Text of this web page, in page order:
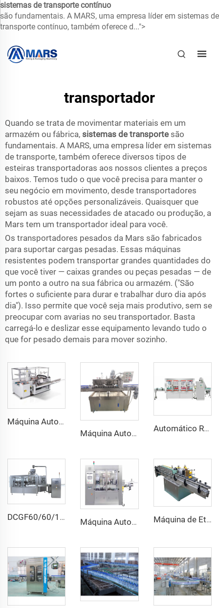
sistemas de transporte contínuo
são fundamentais. A MARS, uma empresa líder em sistemas de
transporte contínuo, também oferece d...">
transportador
Quando se trata de movimentar materiais em um
armazém ou fábrica, sistemas de transporte são
fundamentais. A MARS, uma empresa líder em sistemas
de transporte, também oferece diversos tipos de
esteiras transportadoras aos nossos clientes a preços
baixos. Temos tudo o que você precisa para manter o
seu negócio em movimento, desde transportadores
robustos até opções personalizáveis. Quaisquer que
sejam as suas necessidades de atacado ou produção, a
Mars tem um transportador ideal para você.
Os transportadores pesados da Mars são fabricados
para suportar cargas pesadas. Essas máquinas
resistentes podem transportar grandes quantidades do
que você tiver — caixas grandes ou peças pesadas — de
um ponto a outro na sua fábrica ou armazém. ("São
fortes o suficiente para durar e trabalhar duro dia após
dia"). Isso permite que você seja mais produtivo, sem se
preocupar com avarias no seu transportador. Basta
carregá-lo e deslizar esse equipamento levando tudo o
que for pesado demais para mover sozinho.
Máquina Automática Pneumática para Montagem de Caixas de Papelão para Embalagem de Bebidas e Mercadorias, Componentes Principais com Rolamentos
Máquina Automática de Vedação a Vácuo com Tampa Metálica Roscável para Potes de Vidro de Molho Picante e Pasta de Curry para Mel
Automático Rotativo para Embalagem de Óleo Comestível com Pesagem, para Garrafas Plásticas de 5L, Tampa
DCGF60/60/15 Máquina Automática de Enchimento de Garrafas para Bebidas Isotônicas com Pressão de Carbonatação
Máquina Automática de Etiquetagem com Cola Quente Rotativa Alimentada por Bobina de OPP Máquina de Etiquetagem com Cola Fria e Molhada para Garrafas de Cerveja de Vidro